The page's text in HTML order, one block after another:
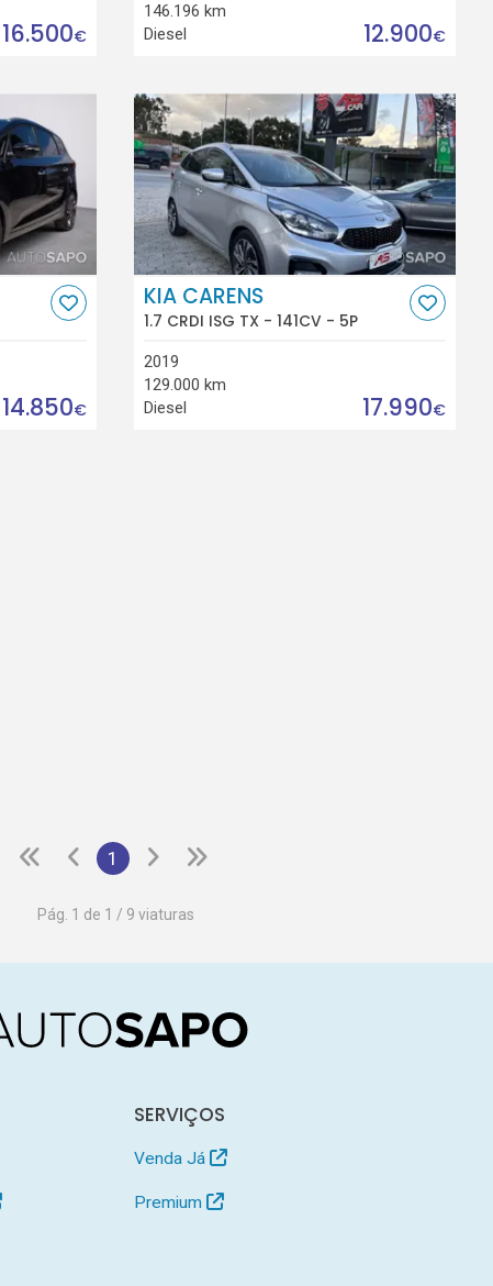
16.500€
146.196 km
Diesel
12.900€
14.850€
KIA CARENS
1.7 CRDI ISG TX - 141CV - 5P
2019
129.000 km
Diesel
17.990€
1
Pág. 1 de 1 / 9 viaturas
SERVIÇOS
Venda Já
Premium